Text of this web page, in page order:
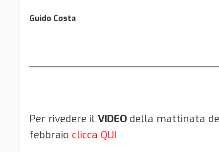
Guido Costa
Per rivedere il VIDEO della mattinata
febbraio clicca QUI